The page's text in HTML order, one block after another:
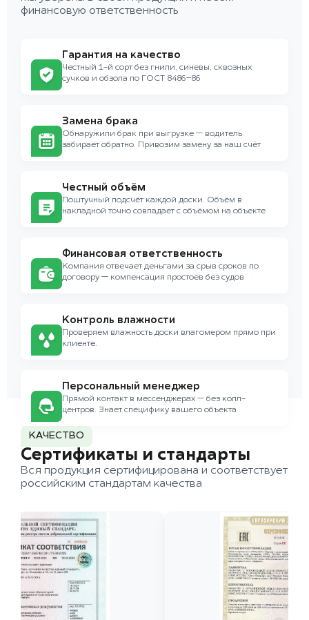
финансовую ответственность
Гарантия на качество
Честный 1-й сорт без гнили, синевы, сквозных
сучков и обзола по ГОСТ 8486–86
Замена брака
Обнаружили брак при выгрузке — водитель
забирает обратно. Привозим замену за наш счёт
Честный объём
Поштучный подсчёт каждой доски. Объём в
накладной точно совпадает с объёмом на объекте
Финансовая ответственность
Компания отвечает деньгами за срыв сроков по
договору — компенсация простоев без судов
Контроль влажности
Проверяем влажность доски влагомером прямо при
клиенте.
Персональный менеджер
Прямой контакт в мессенджерах — без колл-
центров. Знает специфику вашего объекта
КАЧЕСТВО
Сертификаты и стандарты
Вся продукция сертифицирована и соответствует
российским стандартам качества